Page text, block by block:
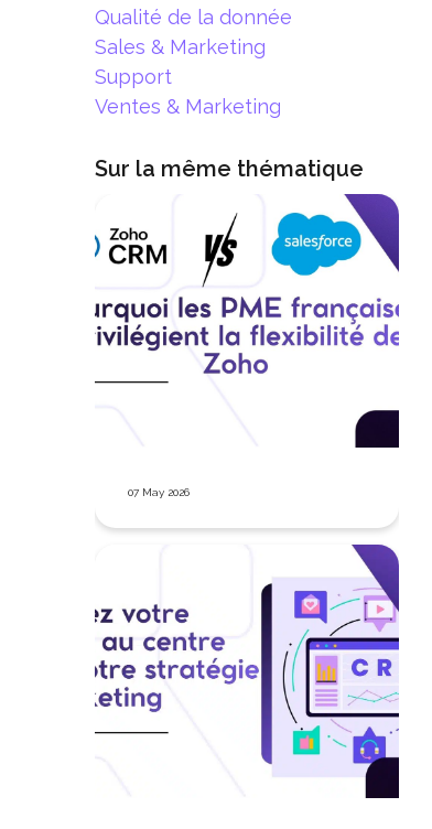
Qualité de la donnée
Sales & Marketing
Support
Ventes & Marketing
Sur la même thématique
07 May 2026